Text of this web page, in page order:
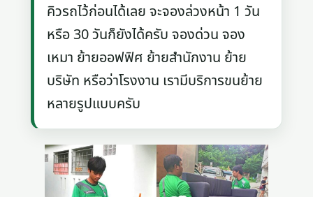
คิวรถไว้ก่อนได้เลย จะจองล่วงหน้า 1 วัน
หรือ 30 วันก็ยังได้ครับ จองด่วน จอง
เหมา ย้ายออฟฟิศ ย้ายสำนักงาน ย้าย
บริษัท หรือว่าโรงงาน เรามีบริการขนย้าย
หลายรูปแบบครับ